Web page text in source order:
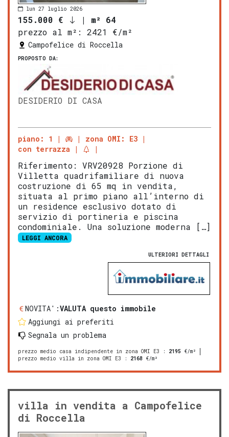
lun 27 luglio 2026
155.000 € | m² 64
prezzo al m²:
2421 €/m²
Campofelice di Roccella
PROPOSTO DA:
DESIDERIO DI CASA
piano: 1
zona OMI: E3
con terrazza
Riferimento: VRV20928 Porzione di
Villetta quadrifamiliare di nuova
costruzione di 65 mq in vendita,
situata al primo piano all’interno di
un residence esclusivo dotato di
servizio di portineria e piscina
condominiale. Una soluzione moderna […]
LEGGI ANCORA
ULTERIORI DETTAGLI
NOVITA':VALUTA questo immobile
Aggiungi ai preferiti
Segnala un problema
prezzo medio casa indipendente in zona OMI E3 : 2195 €/m²
prezzo medio villa in zona OMI E3 : 2168 €/m²
villa in vendita a Campofelice
di Roccella